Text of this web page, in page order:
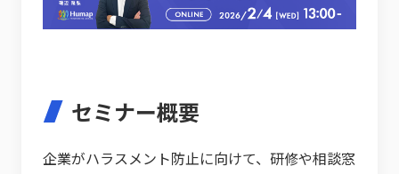
セミナー概要
企業がハラスメント防止に向けて、研修や相談窓